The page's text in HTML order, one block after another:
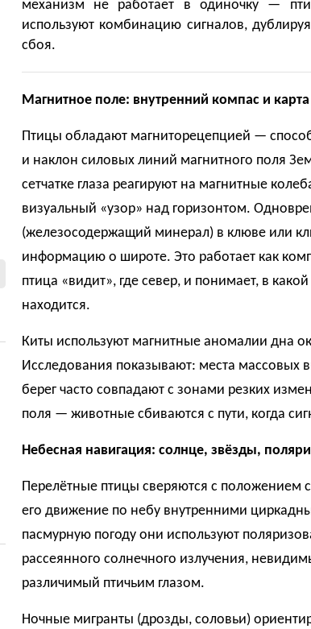
механизм не работает в одиночку —
используют комбинацию сигналов,
сбоя.
Магнитное поле: внутренний компас и карта
Птицы обладают магниторецепцией —
и наклон силовых линий магнитного поля
сетчатке глаза реагируют на магнитные
визуальный «узор» над горизонтом.
(железосодержащий минерал) в клюве или
информацию о широте. Это работает как
птица «видит», где север, и понимает, в
находится.
Киты используют магнитные аномалии дна
Исследования показывают: места массовых
берег часто совпадают с зонами резких
поля — животные сбиваются с пути, когда
Небесная навигация: солнце, звёзды,
Перелётные птицы сверяются с положением
его движение по небу внутренними
пасмурную погоду они используют
рассеянного солнечного излучения,
различимый птичьим глазом.
Ночные мигранты (дрозды, соловьи)